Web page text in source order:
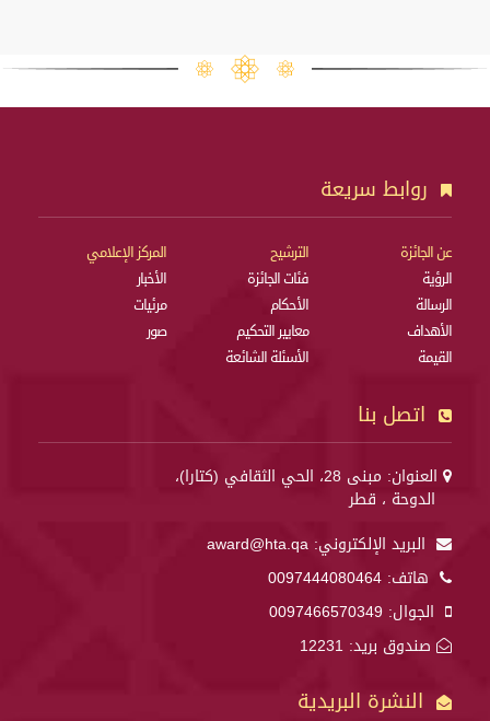
روابط سريعة
عن الجائزة
الرؤية
الرسالة
الأهداف
القيمة
الترشيح
فئات الجائزة
الأحكام
معايير التحكيم
الأسئلة الشائعة
المركز الإعلامي
الأخبار
مرئيات
صور
اتصل بنا
العنوان: مبنى 28، الحي الثقافي (كتارا)،
الدوحة ، قطر
البريد الإلكتروني: award@hta.qa
هاتف: 0097444080464
الجوال: 0097466570349
صندوق بريد: 12231
النشرة البريدية